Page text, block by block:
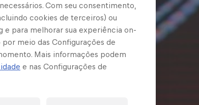
Com seu consentimento,
cookies de terceiros) ou
e para melhorar sua experiência on-
meio das Configurações de
Mais informações podem
e nas Configurações de